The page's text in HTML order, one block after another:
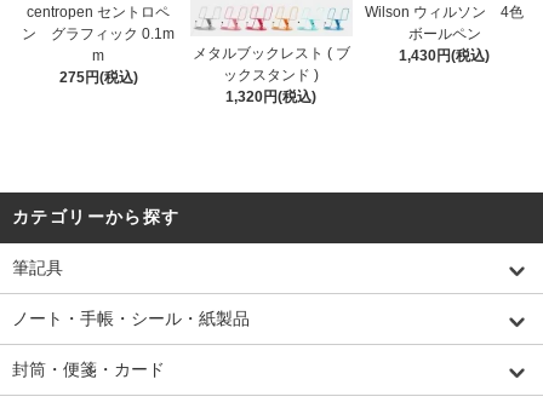
centropen セントロペ
ン グラフィック 0.1m
m
275円(税込)
メタルブックレスト ( ブ
ックスタンド )
1,320円(税込)
Wilson ウィルソン 4色
ボールペン
1,430円(税込)
カテゴリーから探す
筆記具
ノート・手帳・シール・紙製品
封筒・便箋・カード